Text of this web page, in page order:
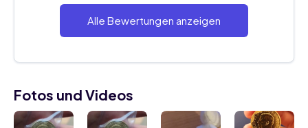
Alle Bewertungen anzeigen
Fotos und Videos